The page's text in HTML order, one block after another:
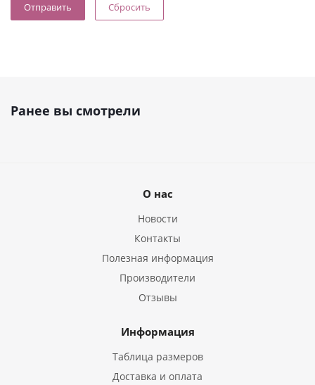
Сбросить
Ранее вы смотрели
О нас
Новости
Контакты
Полезная информация
Производители
Отзывы
Информация
Таблица размеров
Доставка и оплата